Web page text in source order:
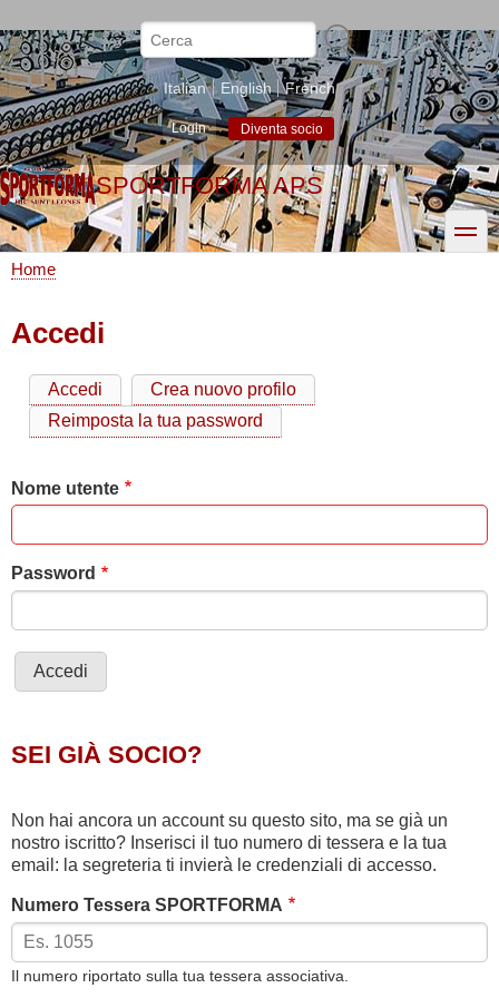
al
contenuto
principale
Cerca
Italian English French
Login Diventa socio
SPORTFORMA APS
toggle
di
Home
Accedi
Schede
primarie
Accedi
Crea nuovo profilo
Reimposta la tua password
Nome utente
Password
SEI GIÀ SOCIO?
Non hai ancora un account su questo sito, ma se già un
nostro iscritto? Inserisci il tuo numero di tessera e la tua
email: la segreteria ti invierà le credenziali di accesso.
Numero Tessera SPORTFORMA
Il numero riportato sulla tua tessera associativa.